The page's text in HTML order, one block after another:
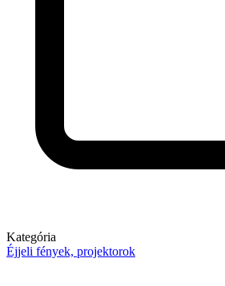
Kategória
Éjjeli fények, projektorok